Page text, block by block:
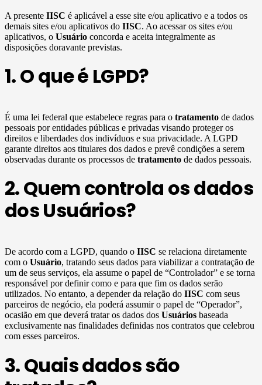
A presente IISC é aplicável a esse site e/ou aplicativo e a todos os
demais sites e/ou aplicativos do IISC. Ao acessar os sites e/ou
aplicativos, o Usuário concorda e aceita integralmente as
disposições doravante previstas.
1. O que é LGPD?
É uma lei federal que estabelece regras para o tratamento de dados
pessoais por entidades públicas e privadas visando proteger os
direitos e liberdades dos indivíduos e sua privacidade. A LGPD
garante direitos aos titulares dos dados e prevê condições a serem
observadas durante os processos de tratamento de dados pessoais.
2. Quem controla os dados
dos Usuários?
De acordo com a LGPD, quando o IISC se relaciona diretamente
com o Usuário, tratando seus dados para viabilizar a contratação de
um de seus serviços, ela assume o papel de “Controlador” e se torna
responsável por definir como e para que fim os dados serão
utilizados. No entanto, a depender da relação do IISC com seus
parceiros de negócio, ela poderá assumir o papel de “Operador”,
ocasião em que deverá tratar os dados dos Usuários baseada
exclusivamente nas finalidades definidas nos contratos que celebrou
com esses parceiros.
3. Quais dados são